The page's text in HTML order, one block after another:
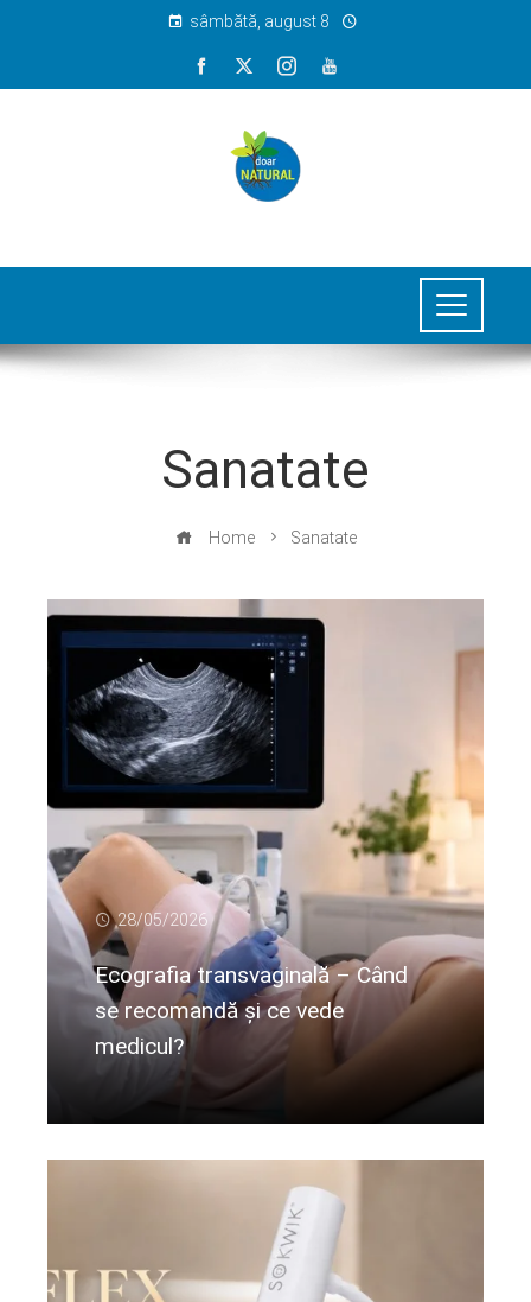
sâmbătă, august 8
Sanatate
Home Sanatate
28/05/2026
Ecografia transvaginală – Când
se recomandă și ce vede
medicul?
Citeste mai departe...